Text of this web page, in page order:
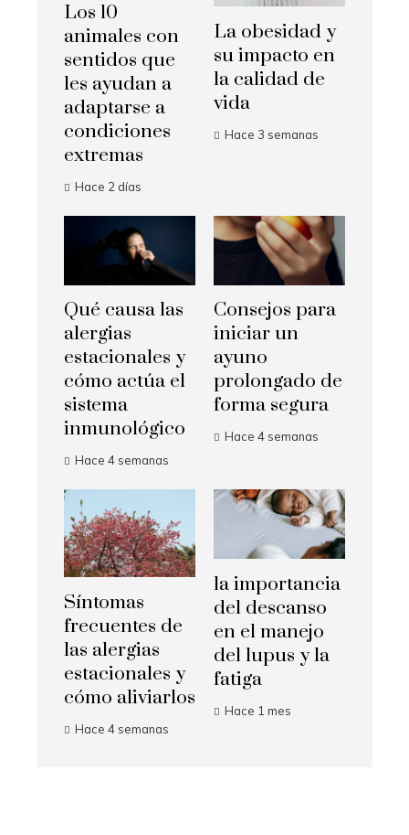
Los 10
animales con
sentidos que
les ayudan a
adaptarse a
condiciones
extremas
Hace 2 días
La obesidad y
su impacto en
la calidad de
vida
Hace 3 semanas
Qué causa las
alergias
estacionales y
cómo actúa el
sistema
inmunológico
Hace 4 semanas
Consejos para
iniciar un
ayuno
prolongado de
forma segura
Hace 4 semanas
Síntomas
frecuentes de
las alergias
estacionales y
cómo aliviarlos
Hace 4 semanas
la importancia
del descanso
en el manejo
del lupus y la
fatiga
Hace 1 mes